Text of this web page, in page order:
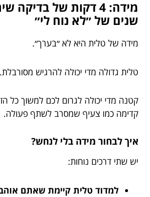
שנים של ״לא נוח לי״
מידה של טלית היא לא ״בערך״.
טלית גדולה מדי יכולה להרגיש מסורבלת.
קטנה מדי יכולה לגרום לכם למשוך כל
קדימה כמו צעיף שמסרב לשתף פעולה.
איך לבחור מידה בלי לנחש?
יש שתי דרכים נוחות:
למדוד טלית קיימת שאתם